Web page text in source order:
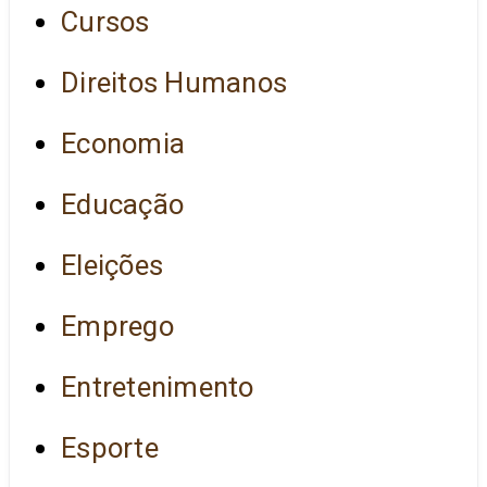
Cursos
Direitos Humanos
Economia
Educação
Eleições
Emprego
Entretenimento
Esporte